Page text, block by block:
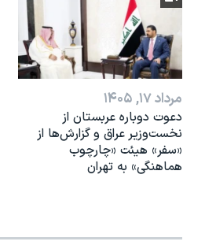
مرداد ۱۷, ۱۴۰۵
دعوت دوباره عربستان از
نخست‌وزیر عراق و گزارش‌ها از
«سفر» هیئت «چارچوب
هماهنگی» به تهران